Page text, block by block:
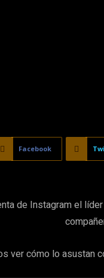
Facebook
de Instagram el
ver cómo lo asustan